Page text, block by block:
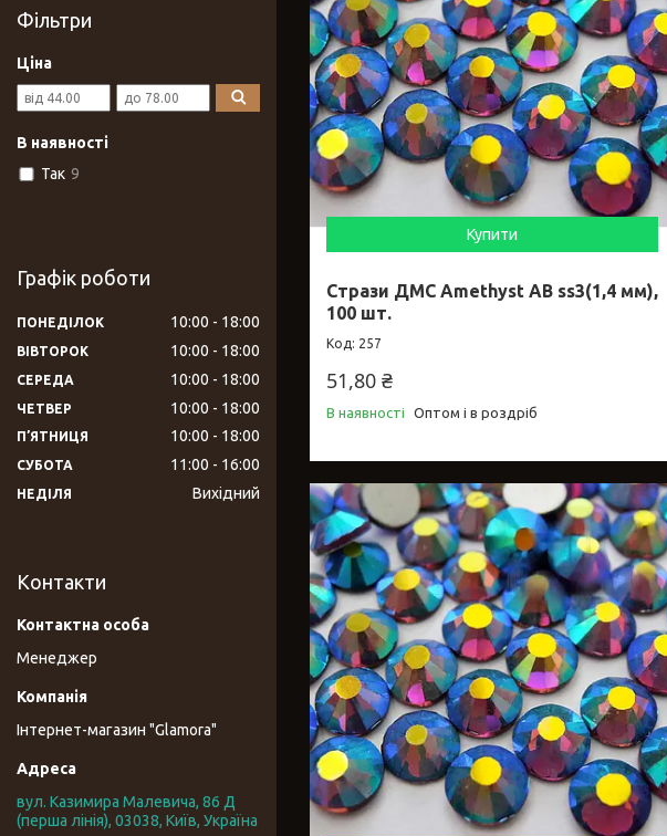
Купити
Стрази ДМС Amethyst AB ss3(1,4 мм),
100 шт.
257
51,80 ₴
В наявності Оптом і в роздріб
Фільтри
Ціна
В наявності
Так 9
Графік роботи
ПОНЕДІЛОК 10:00 18:00
ВІВТОРОК 10:00 18:00
СЕРЕДА 10:00 18:00
ЧЕТВЕР 10:00 18:00
ПʼЯТНИЦЯ 10:00 18:00
СУБОТА 11:00 16:00
НЕДІЛЯ Вихідний
Контакти
Менеджер
Інтернет-магазин "Glamora"
вул. Казимира Малевича, 86 Д
(перша лінія), 03038, Київ, Україна